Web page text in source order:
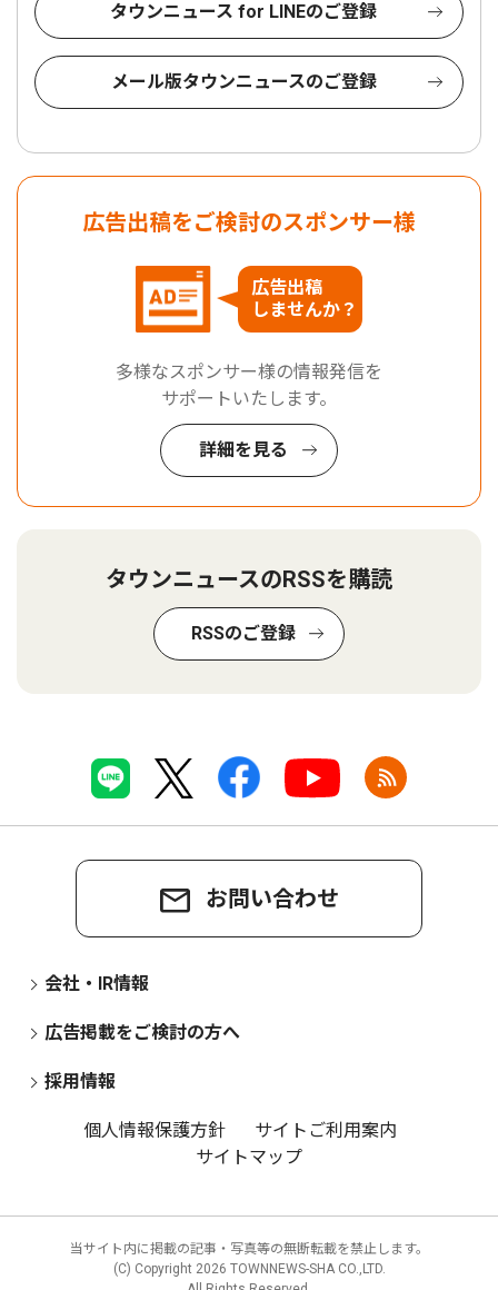
タウンニュース for LINEのご登録
メール版タウンニュースのご登録
広告出稿をご検討のスポンサー様
広告出稿
しませんか？
多様なスポンサー様の情報発信を
サポートいたします。
詳細を見る
タウンニュースのRSSを購読
RSSのご登録
お問い合わせ
会社・IR情報
広告掲載をご検討の方へ
採用情報
個人情報保護方針
サイトご利用案内
サイトマップ
当サイト内に掲載の記事・写真等の無断転載を禁止します。
(C) Copyright 2026 TOWNNEWS-SHA CO.,LTD.